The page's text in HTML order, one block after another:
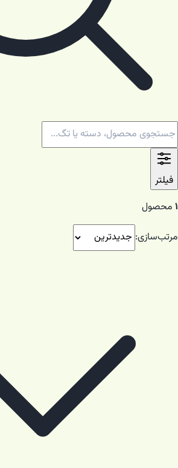
فیلتر
۱ محصول
مرتب‌سازی: